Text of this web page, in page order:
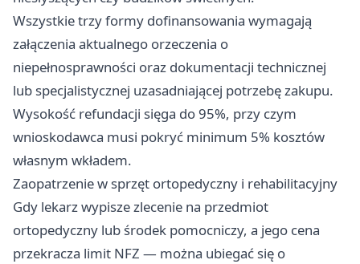
Wszystkie trzy formy dofinansowania wymagają
załączenia aktualnego orzeczenia o
niepełnosprawności oraz dokumentacji technicznej
lub specjalistycznej uzasadniającej potrzebę zakupu.
Wysokość refundacji sięga do 95%, przy czym
wnioskodawca musi pokryć minimum 5% kosztów
własnym wkładem.
Zaopatrzenie w sprzęt ortopedyczny i rehabilitacyjny
Gdy lekarz wypisze zlecenie na przedmiot
ortopedyczny lub środek pomocniczy, a jego cena
przekracza limit NFZ — można ubiegać się o